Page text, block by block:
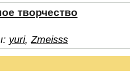
творчество
yuri, Zmeisss